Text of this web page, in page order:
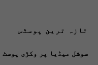
تازہ ترین پوسٹس
سوشل میڈیا پر وکڑی